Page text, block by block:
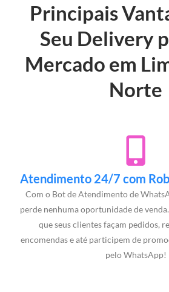
Principais
Seu Delivery
Mercado em
Norte
Atendimento 24/7 com
Com o Bot de Atendimento de
perde nenhuma oportunidade de
que seus clientes façam pedidos,
encomendas e até participem de
pelo WhatsApp!